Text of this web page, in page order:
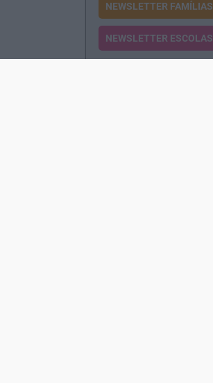
NEWSLETTER FAMÍLIAS
NEWSLETTER ESCOLAS